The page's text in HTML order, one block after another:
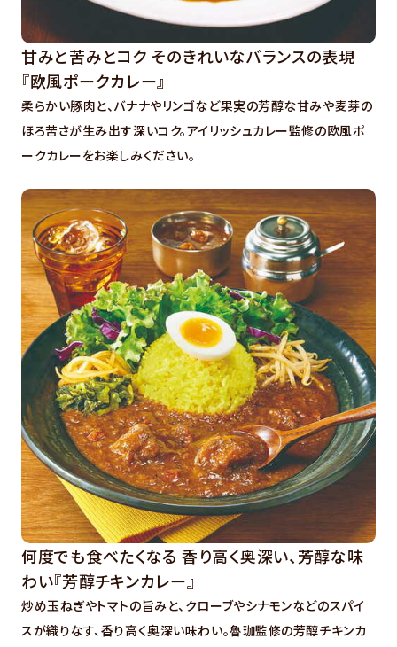
甘みと苦みとコク そのきれいなバランスの表現
『欧風ポークカレー』
柔らかい豚肉と、バナナやリンゴなど果実の芳醇な甘みや麦芽の
ほろ苦さが生み出す深いコク。アイリッシュカレー監修の欧風ポ
ークカレーをお楽しみください。
何度でも食べたくなる 香り高く奥深い、芳醇な味
わい『芳醇チキンカレー』
炒め玉ねぎやトマトの旨みと、クローブやシナモンなどのスパイ
スが織りなす、香り高く奥深い味わい。魯珈監修の芳醇チキンカ